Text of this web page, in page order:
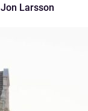
Jon Larsson